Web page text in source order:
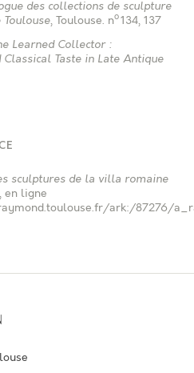
des collections de sculpture
Toulouse, Toulouse. no134, 137
Learned Collector :
Taste in Late Antique
sculptures de la villa romaine
en ligne
ark:/87276/